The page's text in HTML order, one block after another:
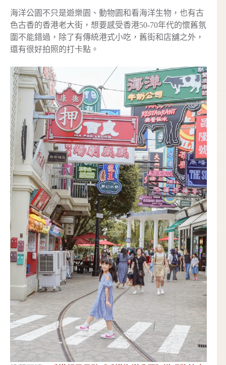
海洋公園不只是遊樂園、動物園和看海洋生物，也有古
色古香的香港老大街，想要感受香港50-70年代的懷舊氛
圍不能錯過，除了有傳統港式小吃，舊街和店舖之外，
還有很好拍照的打卡點。